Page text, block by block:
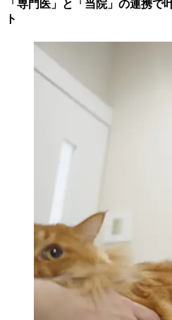
「専門医」と「当院」の連携で
ト